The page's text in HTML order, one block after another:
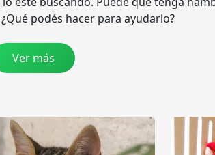
podés hacer para ayudarlo?
Ver más